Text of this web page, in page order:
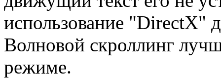
использование "DirectX"
Волновой скроллинг
режиме.